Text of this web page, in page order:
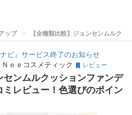
ップ 【全種類比較】ジョンセンムルク
ビ』サービス終了のお知らせ
ｅｅコスメティック レビュー
センムルクッションファンデ
ミレビュー！色選びのポイン